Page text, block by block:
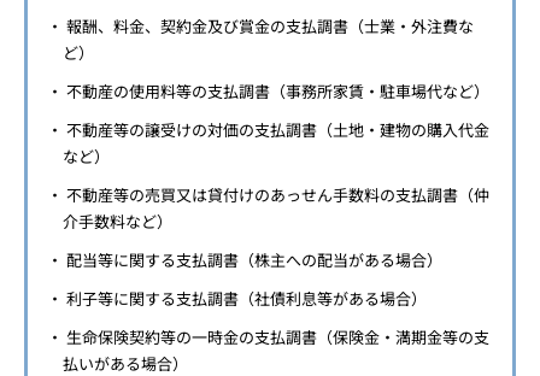
報酬、料金、契約金及び賞金の支払調書（士業・外注費な
ど）
不動産の使用料等の支払調書（事務所家賃・駐車場代など）
不動産等の譲受けの対価の支払調書（土地・建物の購入代金
など）
不動産等の売買又は貸付けのあっせん手数料の支払調書（仲
介手数料など）
配当等に関する支払調書（株主への配当がある場合）
利子等に関する支払調書（社債利息等がある場合）
生命保険契約等の一時金の支払調書（保険金・満期金等の支
払いがある場合）